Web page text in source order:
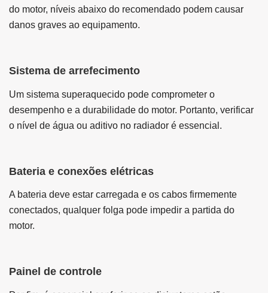
do motor, níveis abaixo do recomendado podem causar
danos graves ao equipamento.
Sistema de arrefecimento
Um sistema superaquecido pode comprometer o
desempenho e a durabilidade do motor. Portanto, verificar
o nível de água ou aditivo no radiador é essencial.
Bateria e conexões elétricas
A bateria deve estar carregada e os cabos firmemente
conectados, qualquer folga pode impedir a partida do
motor.
Painel de controle